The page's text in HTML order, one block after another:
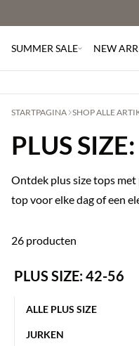
SUMMER SALE NEW
STARTPAGINA SHOP ALLE
PLUS
Ontdek plus size tops
top voor elke dag of een
26 producten
PLUS SIZE: 42-56
ALLE PLUS SIZE
JURKEN